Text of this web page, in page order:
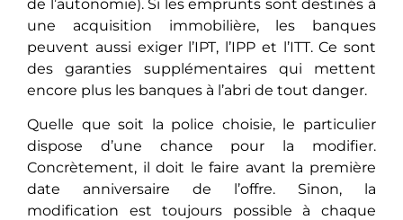
de l’autonomie). Si les emprunts sont destinés à
une acquisition immobilière, les banques
peuvent aussi exiger l’IPT, l’IPP et l’ITT. Ce sont
des garanties supplémentaires qui mettent
encore plus les banques à l’abri de tout danger.
Quelle que soit la police choisie, le particulier
dispose d’une chance pour la modifier.
Concrètement, il doit le faire avant la première
date anniversaire de l’offre. Sinon, la
modification est toujours possible à chaque